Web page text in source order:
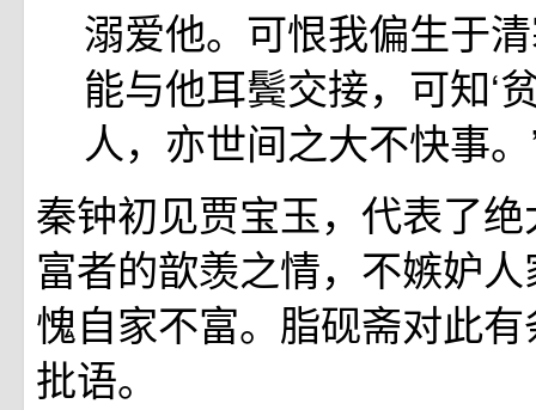
溺爱他。可恨我偏生于
能与他耳鬓交接，可知‘
人，亦世间之大不快事。
秦钟初见贾宝玉，代表了
富者的歆羡之情，不嫉妒
愧自家不富。脂砚斋对此
批语。